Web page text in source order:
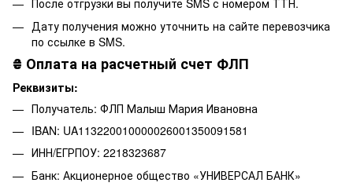
После отгрузки вы получите SMS с номером ТТН.
Дату получения можно уточнить на сайте перевозчика
по ссылке в SMS.
₴ Оплата на расчетный счет ФЛП
Реквизиты:
Получатель: ФЛП Малыш Мария Ивановна
IBAN: UA113220010000026001350091581
ИНН/ЕГРПОУ: 2218323687
Банк: Акционерное общество «УНИВЕРСАЛ БАНК»